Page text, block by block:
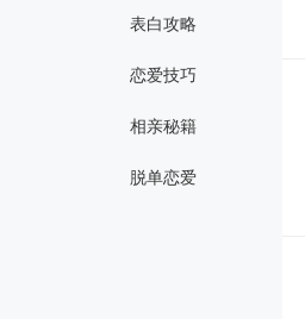
表白攻略
恋爱技巧
相亲秘籍
脱单恋爱